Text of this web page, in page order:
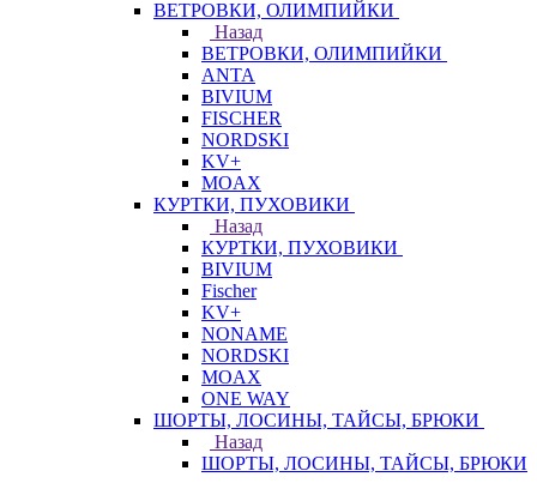
ВЕТРОВКИ, ОЛИМПИЙКИ
Назад
ВЕТРОВКИ, ОЛИМПИЙКИ
ANTA
BIVIUM
FISCHER
NORDSKI
KV+
MOAX
КУРТКИ, ПУХОВИКИ
Назад
КУРТКИ, ПУХОВИКИ
BIVIUM
Fischer
KV+
NONAME
NORDSKI
MOAX
ONE WAY
ШОРТЫ, ЛОСИНЫ, ТАЙСЫ, БРЮКИ
Назад
ШОРТЫ, ЛОСИНЫ, ТАЙСЫ, БРЮКИ